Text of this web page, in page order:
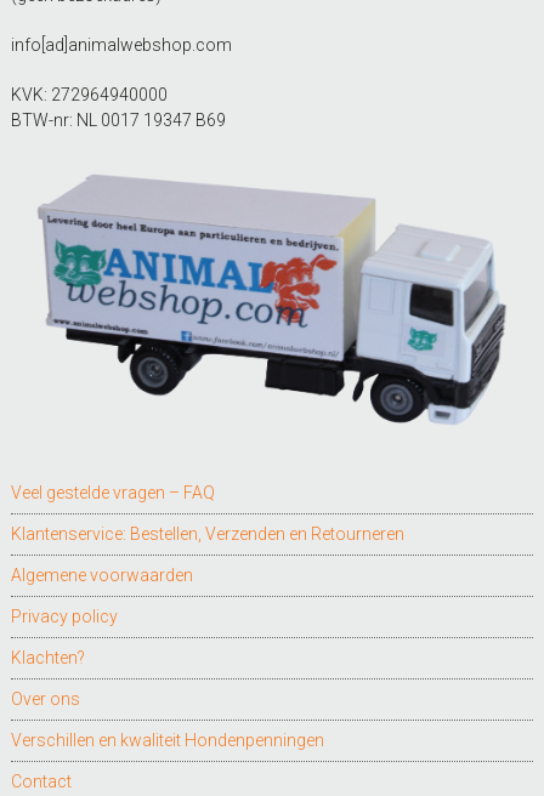
info[ad]animalwebshop.com
KVK: 272964940000
BTW-nr: NL 0017 19347 B69
Veel gestelde vragen – FAQ
Klantenservice: Bestellen, Verzenden en Retourneren
Algemene voorwaarden
Privacy policy
Klachten?
Over ons
Verschillen en kwaliteit Hondenpenningen
Contact